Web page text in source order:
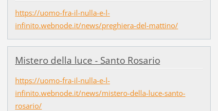
https://uomo-fra-il-nulla-e-l-
infinito.webnode.it/news/preghiera-del-mattino/
Mistero della luce - Santo Rosario
https://uomo-fra-il-nulla-e-l-
infinito.webnode.it/news/mistero-della-luce-santo-
rosario/